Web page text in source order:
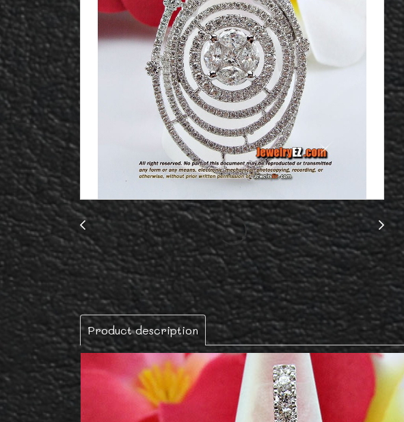
Product description